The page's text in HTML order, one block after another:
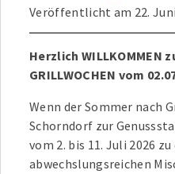
Veröffentlicht am 22.
Herzlich WILLKOMMEN
GRILLWOCHEN vom
Wenn der Sommer nach
Schorndorf zur
vom 2. bis 11. Juli 2026
abwechslungsreichen